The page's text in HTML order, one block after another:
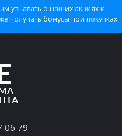
узнавать о наших акциях и
получать бонусы при покупках.
06 79